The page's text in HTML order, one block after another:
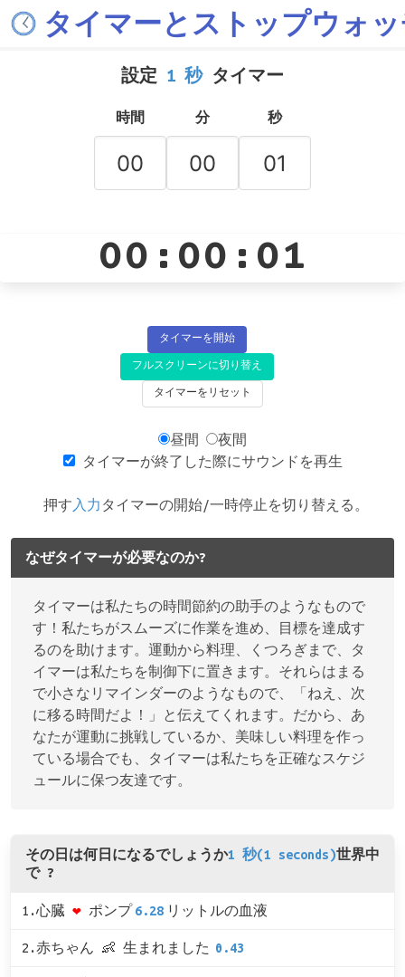
タイマーとストップウォ
設定 1 秒 タイマー
時間 分 秒
00:00:01
タイマーを開始
フルスクリーンに切り替え
タイマーをリセット
昼間
夜間
タイマーが終了した際にサウンドを再生
押す 入力 タイマーの開始/一時停止を切り替える。
なぜタイマーが必要なのか?
タイマーは私たちの時間節約の助手のようなもので
す！私たちがスムーズに作業を進め、目標を達成す
るのを助けます。運動から料理、くつろぎまで、タ
イマーは私たちを制御下に置きます。それらはまる
で小さなリマインダーのようなもので、「ねえ、次
に移る時間だよ！」と伝えてくれます。だから、あ
なたが運動に挑戦しているか、美味しい料理を作っ
ている場合でも、タイマーは私たちを正確なスケジ
ュールに保つ友達です。
その日は何日になるでしょうか1 秒(1 seconds)世界中
で ?
1.心臓 ❤ ポンプ 6.28 リットルの血液
2.赤ちゃん 👶 生まれました 0.43